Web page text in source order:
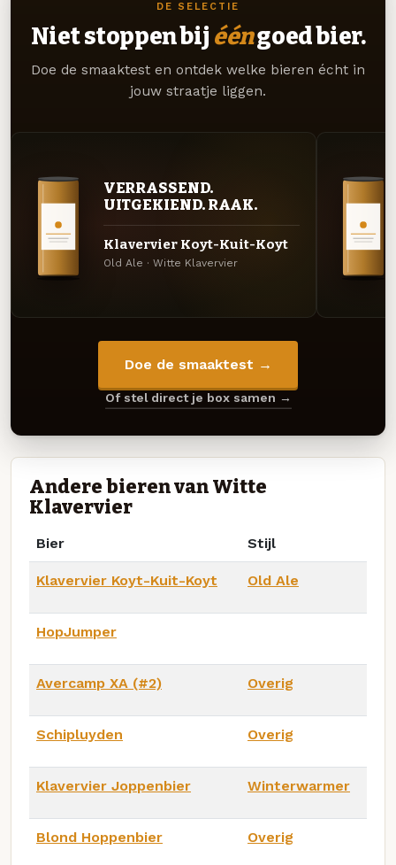
DE SELECTIE
Niet stoppen bij ééngoed bier.
Doe de smaaktest en ontdek welke bieren écht in
jouw straatje liggen.
VERRASSEND.
UITGEKIEND. RAAK.
Klavervier Koyt-Kuit-Koyt
Old Ale · Witte Klavervier
Doe de smaaktest →
Of stel direct je box samen →
Andere bieren van Witte
Klavervier
Bier Stijl
Klavervier Koyt-Kuit-Koyt Old Ale
HopJumper
Avercamp XA (#2) Overig
Schipluyden Overig
Klavervier Joppenbier Winterwarmer
Blond Hoppenbier Overig